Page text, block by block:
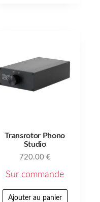
Transrotor Phono
Studio
720.00 €
Sur commande
Ajouter au panier